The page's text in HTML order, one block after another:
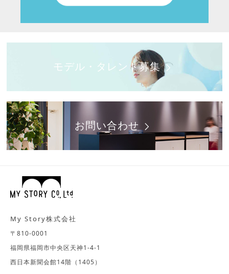
モデル・タレント募集
お問い合わせ
My Story株式会社
〒810-0001
福岡県福岡市中央区天神1-4-1
西日本新聞会館14階（1405）